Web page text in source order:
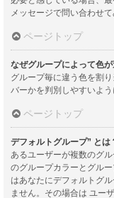
メッセージで問い合わせて
ページトップ
なぜグループによって色が
グループ毎に違う色を割
バーかを判別しやすいよう
ページトップ
デフォルトグループ” とは
あるユーザーが複数のグ
のグループカラーとグル
はあなたにデフォルトグ
ません。その場合は ユー